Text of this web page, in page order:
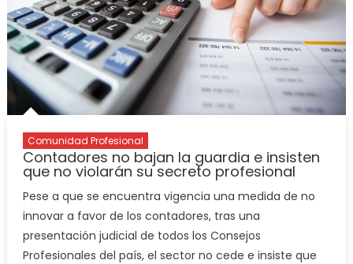
Comunidad Profesional
Contadores no bajan la guardia e insisten
que no violarán su secreto profesional
Pese a que se encuentra vigencia una medida de no
innovar a favor de los contadores, tras una
presentación judicial de todos los Consejos
Profesionales del país, el sector no cede e insiste que